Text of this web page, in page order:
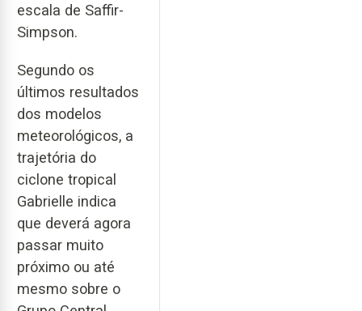
escala de Saffir-
Simpson.
Segundo os
últimos resultados
dos modelos
meteorológicos, a
trajetória do
ciclone tropical
Gabrielle indica
que deverá agora
passar muito
próximo ou até
mesmo sobre o